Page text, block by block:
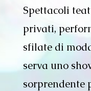
Spettacoli
privati,
sfilate di
serva uno
sorprendente